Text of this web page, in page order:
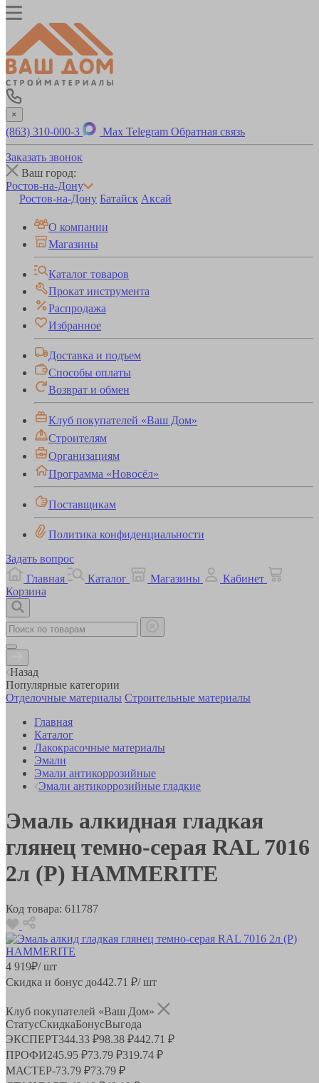
×
(863) 310-000-3 Max Telegram Обратная связь
Заказать звонок
Ваш город:
Ростов-на-Дону
Ростов-на-Дону Батайск Аксай
О компании
Магазины
Каталог товаров
Прокат инструмента
Распродажа
Избранное
Доставка и подъем
Способы оплаты
Возврат и обмен
Клуб покупателей «Ваш Дом»
Строителям
Организациям
Программа «Новосёл»
Поставщикам
Политика конфиденциальности
Задать вопрос
Главная
Каталог Магазины
Кабинет
Корзина
Назад
Популярные категории
Отделочные материалы Строительные материалы
Главная
Каталог
Лакокрасочные материалы
Эмали
Эмали антикоррозийные
Эмали антикоррозийные гладкие
Эмаль алкидная гладкая
глянец темно-серая RAL 7016
2л (Р) HAMMERITE
Код товара: 611787
4 919₽/ шт
Скидка и бонус до442.71 ₽/ шт
Клуб покупателей «Ваш Дом»
СтатусСкидкаБонусВыгода
ЭКСПЕРТ344.33 ₽98.38 ₽442.71 ₽
ПРОФИ245.95 ₽73.79 ₽319.74 ₽
МАСТЕР-73.79 ₽73.79 ₽